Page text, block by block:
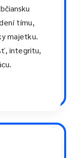
tímu,
majetku.
integritu,